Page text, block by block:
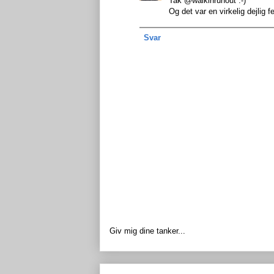
Og det var en virkelig dejlig
Svar
Giv mig dine tanker...